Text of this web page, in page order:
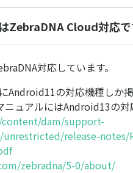
ZebraDNA Cloud対応で
対応しています。
Android11の対応機種しか
ニュアルにはAndroid13の
dam/support-
release-notes/
zebradna/5-0/about/